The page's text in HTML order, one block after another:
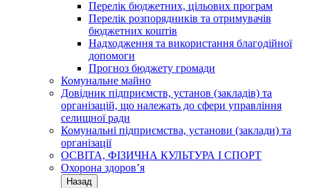
Перелік бюджетних, цільових програм
Перелік розпорядників та отримувачів
бюджетних коштів
Надходження та використання благодійної
допомоги
Прогноз бюджету громади
Комунальне майно
Довідник підприємств, установ (закладів) та
організацій, що належать до сфери управління
селищної ради
Комунальні підприємства, установи (заклади) та
організації
ОСВІТА, ФІЗИЧНА КУЛЬТУРА І СПОРТ
Охорона здоров’я
Назад